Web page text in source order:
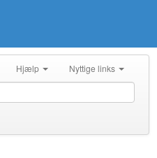
Hjælp Nyttige links